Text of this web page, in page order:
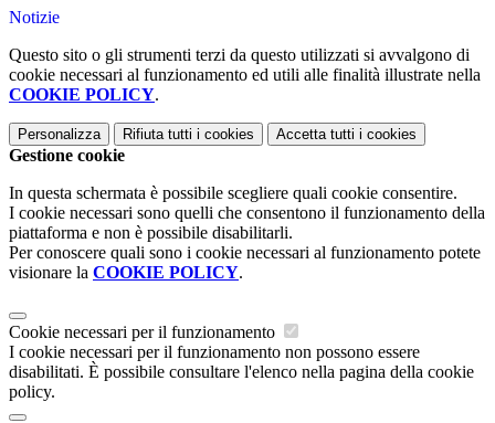
Notizie
Questo sito o gli strumenti terzi da questo utilizzati si avvalgono di
cookie necessari al funzionamento ed utili alle finalità illustrate nella
COOKIE POLICY.
Personalizza Rifiuta tutti i cookies Accetta tutti i cookies
Gestione cookie
In questa schermata è possibile scegliere quali cookie consentire.
I cookie necessari sono quelli che consentono il funzionamento della
piattaforma e non è possibile disabilitarli.
Per conoscere quali sono i cookie necessari al funzionamento potete
visionare la COOKIE POLICY.
Cookie necessari per il funzionamento
I cookie necessari per il funzionamento non possono essere
disabilitati. È possibile consultare l'elenco nella pagina della cookie
policy.